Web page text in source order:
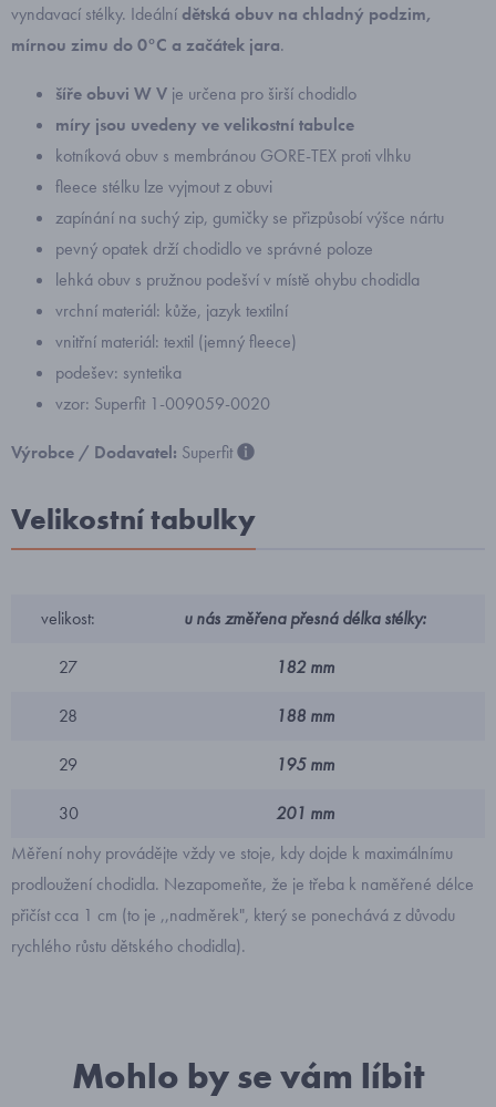
vyndavací stélky. Ideálnídětská obuv na chladný podzim,
mírnou zimu do 0°C a začátek jara.
šíře obuvi W V je určena pro širší chodidlo
míry jsou uvedeny ve velikostní tabulce
kotníková obuv s membránou GORE-TEX proti vlhku
fleece stélku lze vyjmout z obuvi
zapínání na suchý zip, gumičky se přizpůsobí výšce nártu
pevný opatek drží chodidlo ve správné poloze
lehká obuv s pružnou podešví v místě ohybu chodidla
vrchní materiál: kůže, jazyk textilní
vnitřní materiál: textil (jemný fleece)
podešev: syntetika
vzor: Superfit 1-009059-0020
Výrobce / Dodavatel: Superfit
Velikostní tabulky
velikost: u nás změřena přesná délka stélky:
27 182 mm
28 188 mm
29 195 mm
30
201 mm
Měření nohy provádějte vždy ve stoje, kdy dojde k maximálnímu
prodloužení chodidla. Nezapomeňte, že je třeba k naměřené délce
přičíst cca 1 cm (to je ,,nadměrek", který se ponechává z důvodu
rychlého růstu dětského chodidla).
Mohlo by se vám líbit